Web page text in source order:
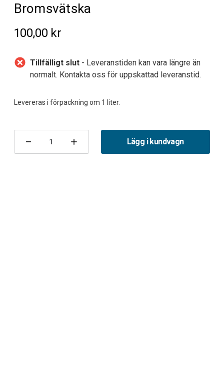
Bromsvätska
100,00 kr
Tillfälligt slut- Leveranstiden kan vara längre än
normalt. Kontakta oss för uppskattad leveranstid.
Minska
Öka
Lägg i kundvagn